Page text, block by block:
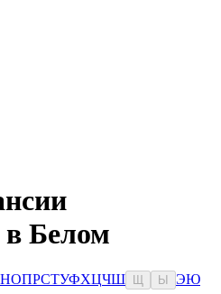
в Белом
НОПРСТУФХЦЧШ Ы ЭЮ